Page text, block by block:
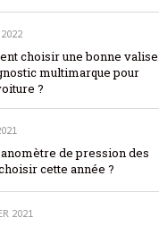
choisir une bonne valise
multimarque pour
?
de pression des
cette année ?
2021